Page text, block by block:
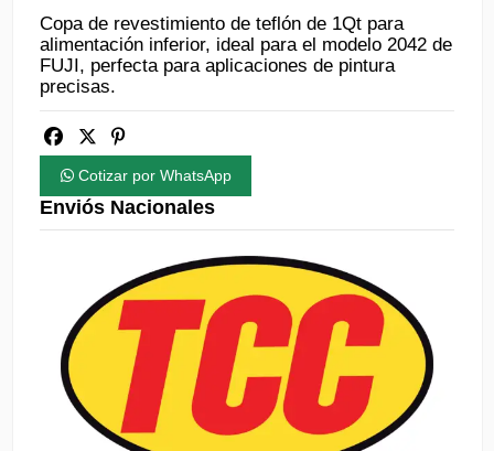
Copa de revestimiento de teflón de 1Qt para
alimentación inferior, ideal para el modelo 2042 de
FUJI, perfecta para aplicaciones de pintura
precisas.
Cotizar por WhatsApp
Enviós Nacionales